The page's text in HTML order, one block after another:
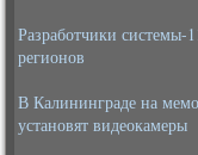
Разработчики системы-
регионов
В Калининграде на
установят видеокамеры